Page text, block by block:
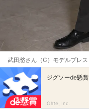
武田愁さん（C）モデルプレス
ジグソーde懸賞
Ohte, Inc.